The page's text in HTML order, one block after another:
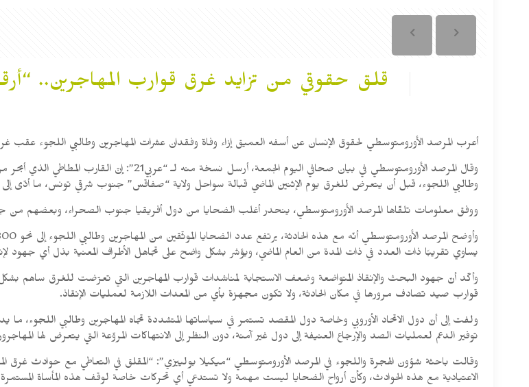
قلق حقوقي من تزايد غرق قوارب المهاجرين..
أعرب المرصد الأورومتوسطي لحقوق الإنسان عن أسفه العميق إزاء وفاة وفقدان عشرات المهاجرين وطالبي اللجوء عقب
وقال المرصد الأورومتوسطي في بيان صحافي اليوم
وطالبي اللجوء، قبل أن يتعرض للغرق يوم الإثنين الماضي قبالة سواحل ولاية “صفاقس” جنوب شرقي تونس، ما أدّى إلى فقدان 76 وإنقاذ 24، بحسب المنظمة
ووفق معلومات تلقّاها المرصد الأورومتوسطي، ينحدر أغلب الضحايا من دول أفريقيا جنوب الصحراء، وبعضهم من
يساوي تقريبًا ذات العدد في ذات المدة من العام الماضي، ويؤشر بشكل واضح على تجاهل الأطراف المعنية بذل أي جهود
وأكّد أنّ جهود البحث والإنقاذ المتواضعة وضعف الاستجابة لمناشدات قوارب المهاجرين التي تعرّضت للغرق ساهم
قوارب صيد تصادف مرورها في مكان الحادثة، ولا تكون مجهزة بأي من المعدات اللازمة لعمليات الإنقاذ.
ولفت إلى أنّ دول الاتحاد الأوروبي وخاصة دول المقصد تستمر في سياساتها المتشددة تجاه المهاجرين وطالبي
توفير الدعم لعمليات الصد والإرجاع العنيفة إلى دول غير آمنة، دون النظر إلى الانتهاكات المروّعة التي يتعرض لها
وقالت باحثة شؤون الهجرة واللجوء في المرصد الأورومتوسطي “ميكيلا بولييزي”: “المقلق في التعاطي مع حوادث غرق
الاعتيادية مع هذه الحوادث، وكأنّ أرواح الضحايا ليست مهمة ولا تستدعي أي تحركات خاصة لوقف هذه المأساة